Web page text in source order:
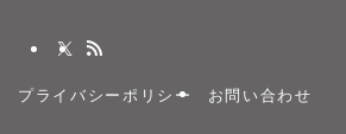
プライバシーポリシー お問い合わせ